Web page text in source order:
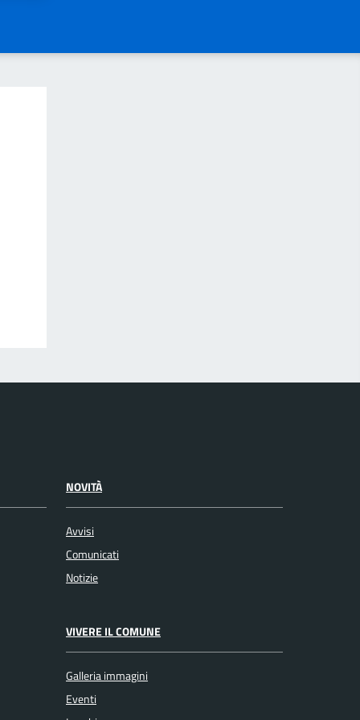
NOVITÀ
Avvisi
Comunicati
Notizie
VIVERE IL COMUNE
Galleria immagini
Eventi